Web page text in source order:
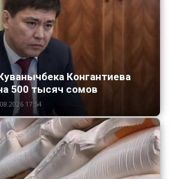
Конгантиева
500 тысяч сомов
17:54